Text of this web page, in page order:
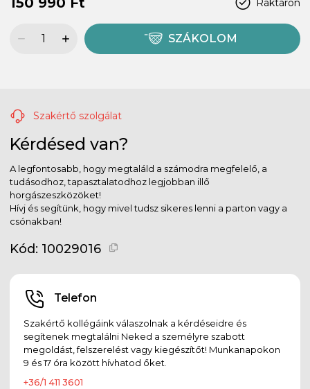
SZÁKOLOM
Szakértő szolgálat
Kérdésed van?
A legfontosabb, hogy megtaláld a számodra megfelelő, a
tudásodhoz, tapasztalatodhoz legjobban illő
horgászeszközöket!
Hívj és segítünk, hogy mivel tudsz sikeres lenni a parton vagy a
csónakban!
Kód: 10029016
Telefon
Szakértő kollégáink válaszolnak a kérdéseidre és
segítenek megtalálni Neked a személyre szabott
megoldást, felszerelést vagy kiegészítőt! Munkanapokon
9 és 17 óra között hívhatod őket.
+36/1 411 3601